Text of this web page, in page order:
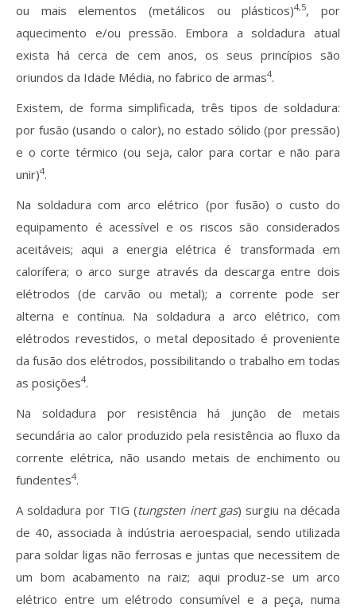
ou mais elementos (metálicos ou plásticos)4,5, por
aquecimento e/ou pressão. Embora a soldadura atual
exista há cerca de cem anos, os seus princípios são
oriundos da Idade Média, no fabrico de armas4.
Existem, de forma simplificada, três tipos de soldadura:
por fusão (usando o calor), no estado sólido (por pressão)
e o corte térmico (ou seja, calor para cortar e não para
unir)4.
Na soldadura com arco elétrico (por fusão) o custo do
equipamento é acessível e os riscos são considerados
aceitáveis; aqui a energia elétrica é transformada em
calorífera; o arco surge através da descarga entre dois
elétrodos (de carvão ou metal); a corrente pode ser
alterna e contínua. Na soldadura a arco elétrico, com
elétrodos revestidos, o metal depositado é proveniente
da fusão dos elétrodos, possibilitando o trabalho em todas
as posições4.
Na soldadura por resistência há junção de metais
secundária ao calor produzido pela resistência ao fluxo da
corrente elétrica, não usando metais de enchimento ou
fundentes4.
A soldadura por TIG (tungsten inert gas) surgiu na década
de 40, associada à indústria aeroespacial, sendo utilizada
para soldar ligas não ferrosas e juntas que necessitem de
um bom acabamento na raiz; aqui produz-se um arco
elétrico entre um elétrodo consumível e a peça, numa